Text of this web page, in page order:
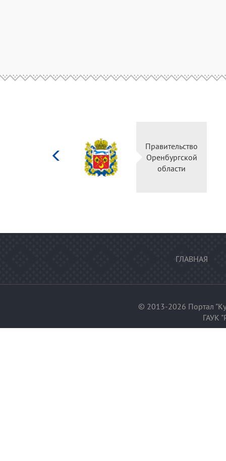
Правительство
Оренбургской
области
ГЛАВНАЯ
© 2013-2026 Портал
ГАУК